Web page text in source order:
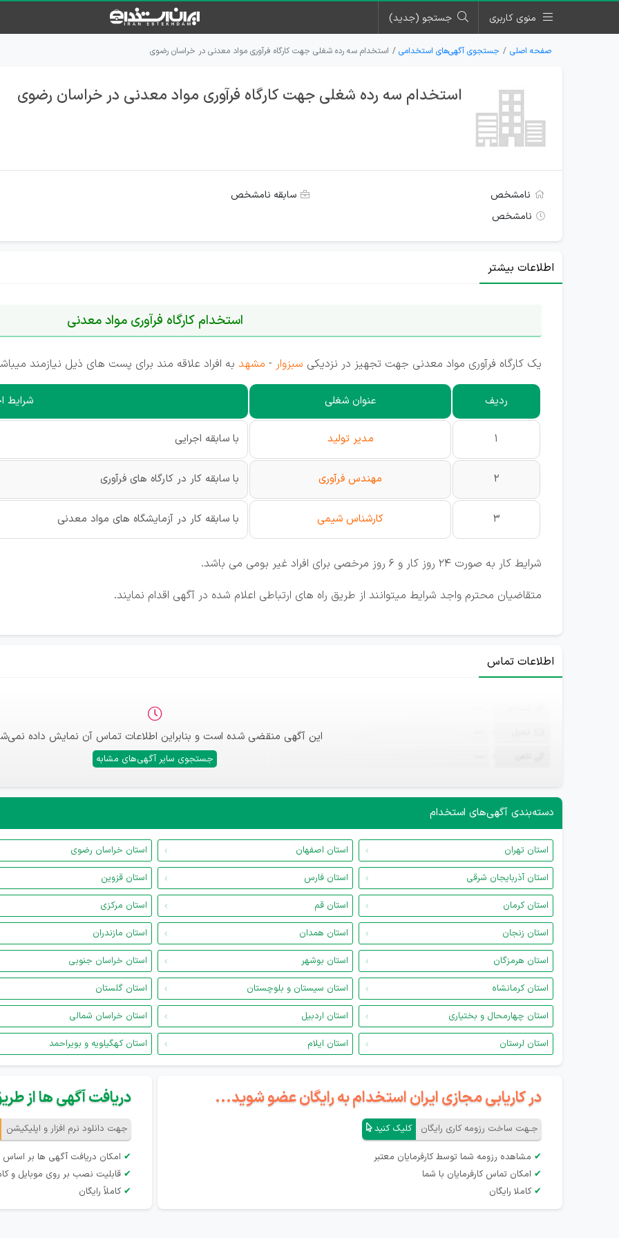
منوی کاربری جستجو (جدید)
صفحه اصلی جستجوی آگهی‌های استخدامی استخدام سه رده شغلی جهت کارگاه فرآوری مواد معدنی در خراسان رضوی
استخدام سه رده شغلی جهت کارگاه فرآوری مواد معدنی در خراسان رضوی
نامشخص
سابقه نامشخص
نامشخص
اطلاعات بیشتر
استخدام کارگاه فرآوری مواد معدنی
یک کارگاه فرآوری مواد معدنی جهت تجهیز در نزدیکی سبزوار - مشهد به افراد علاقه مند برای پست های ذیل نیازمند
ردیف عنوان شغلی شرایط
1 مدیر تولید با سابقه اجرایی
2 مهندس فرآوری با سابقه کار در کارگاه های فرآوری
3 کارشناس شیمی با سابقه کار در آزمایشگاه های مواد معدنی
شرایط کار به صورت 24 روز کار و 6 روز مرخصی برای افراد غیر بومی می باشد.
متقاضیان محترم واجد شرایط میتوانند از طریق راه های ارتباطی اعلام شده در آگهی اقدام نمایند.
اطلاعات تماس
این آگهی منقضی شده است و بنابراین اطلاعات تماس آن نمایش داده
جستجوی سایر آگهی‌های مشابه
دسته‌بندی آگهی‌های استخدام
استان تهران استان اصفهان استان خراسان رضوی
استان آذربایجان شرقی
استان فارس استان قزوین
استان کرمان
استان قم استان مرکزی
استان زنجان
استان همدان استان مازندران
استان هرمزگان
استان بوشهر استان خراسان جنوبی
استان کرمانشاه
استان سیستان و بلوچستان استان گلستان
استان چهارمحال و بختیاری
استان اردبیل استان خراسان شمالی
استان لرستان
استان ایلام استان کهگیلویه و بویراحمد
در کاریابی مجازی ایران استخدام به رایگان عضو شوید...
جـهت ساخت رزومه کاری رایگان کلیک کنید
✔ مشاهده رزومه شما توسط کارفرمایان معتبر
✔ امکان تماس کارفرمایان با شما
✔ کاملا رایگان
دریافت آگهی ها از
جهت دانلود نرم افزار و اپلیکیشن
✔ امکان دریافت آگهی ها بر
✔ قابلیت نصب بر روی موبایل و
✔ کاملاً رایگان